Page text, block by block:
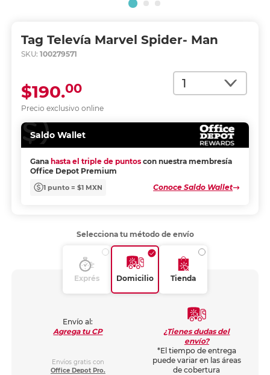
Tag Televía Marvel Spider- Man
SKU: 100279571
Cantidad
Precio exclusivo online
$190.00
Saldo Wallet
Gana hasta el triple de puntos con nuestra membresía
Office Depot Premium
1 punto = $1 MXN Conoce Saldo Wallet
Selecciona tu método de envío
Exprés Domicilio Tienda
Envío al:
Agrega tu CP
Envíos gratis con
Office Depot Pro.
¿Tienes dudas del
envío?
*El tiempo de entrega
puede variar en las áreas
de cobertura